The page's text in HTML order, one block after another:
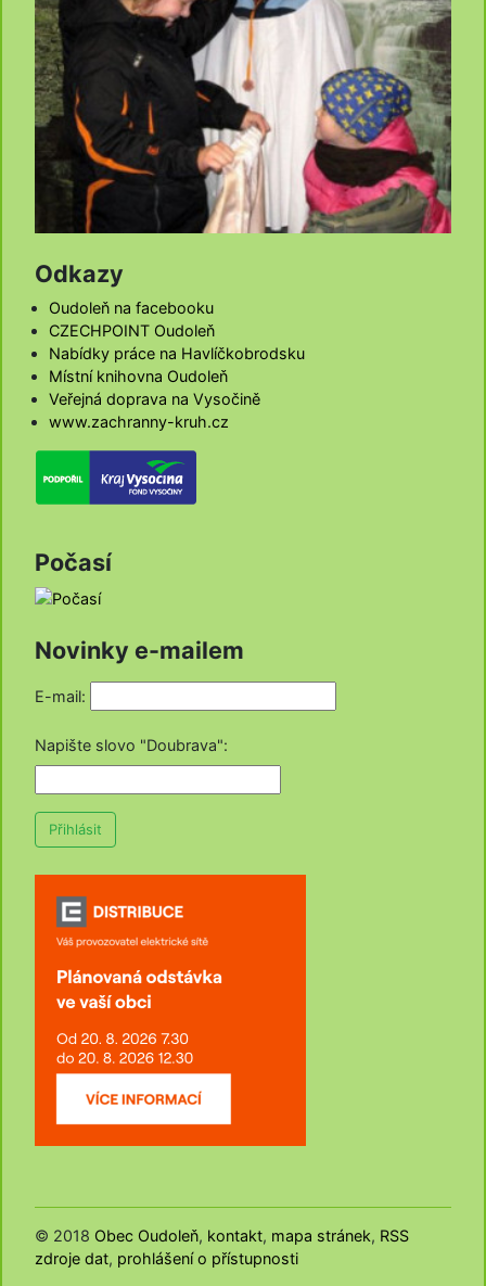
Odkazy
Oudoleň na facebooku
CZECHPOINT Oudoleň
Nabídky práce na Havlíčkobrodsku
Místní knihovna Oudoleň
Veřejná doprava na Vysočině
www.zachranny-kruh.cz
Počasí
Novinky e-mailem
E-mail:
Napište slovo "Doubrava":
Přihlásit
© 2018 Obec Oudoleň, kontakt, mapa stránek, RSS
zdroje dat, prohlášení o přístupnosti